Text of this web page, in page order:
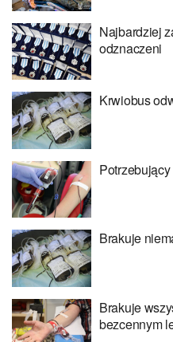
Najbardziej
odznaczeni
Krwiobus
Brakuje
Brakuje
bezcennym